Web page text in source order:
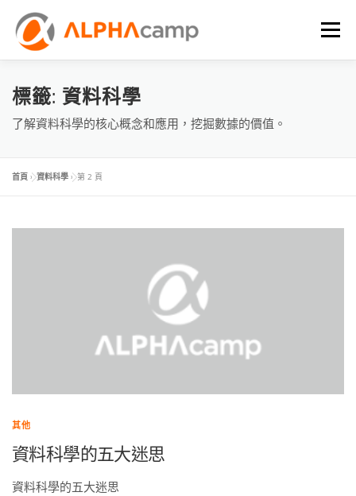
選單
首頁 課程內容
標籤: 資料科學
了解資料科學的核心概念和應用，挖掘數據的價值。
首頁 »資料科學 »第 2 頁
其他
資料科學的五大迷思
資料科學的五大迷思